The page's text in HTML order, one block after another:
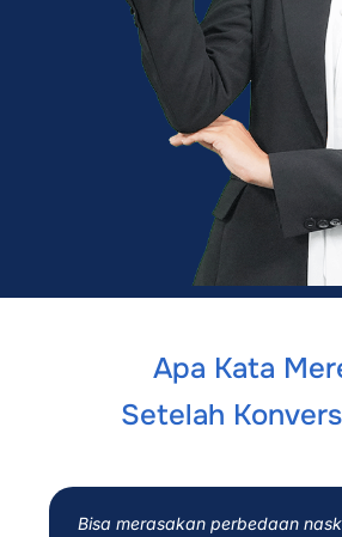
Apa Kata
Setelah
Bisa merasakan perbedaan